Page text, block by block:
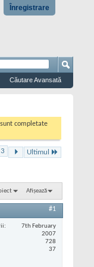
Înregistrare
Căutare Avansată
completate
3 Ultimul
Afișează
#1
7th February
2007
728
37